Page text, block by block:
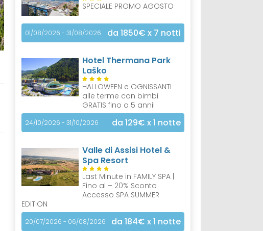
SPECIALE PROMO AGOSTO
01/08/2026 - 31/08/2026 da 1850€ x 7 notti
Hotel Thermana Park
Laško
HALLOWEEN e OGNISSANTI
alle terme con bimbi
GRATIS fino a 5 anni!
24/10/2026 - 31/10/2026 da 129€ x 1 notte
Valle di Assisi Hotel &
Spa Resort
Last Minute in FAMILY SPA |
Fino al – 20% Sconto
Accesso SPA SUMMER
EDITION
20/07/2026 - 06/08/2026 da 184€ x 1 notte